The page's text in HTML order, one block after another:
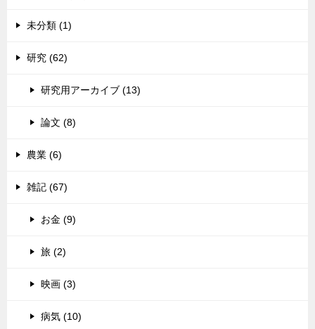
未分類 (1)
研究 (62)
研究用アーカイブ (13)
論文 (8)
農業 (6)
雑記 (67)
お金 (9)
旅 (2)
映画 (3)
病気 (10)